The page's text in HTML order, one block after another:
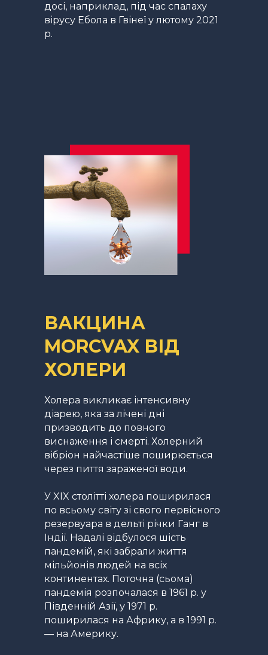
досі, наприклад, під час спалаху
вірусу Ебола в Гвінеї у лютому 2021
р.
Холера викликає інтенсивну
діарею, яка за лічені дні
призводить до повного
виснаження і смерті. Холерний
вібріон найчастіше поширюється
через пиття зараженої води.
У XIX столітті холера поширилася
по всьому світу зі свого первісного
резервуара в дельті річки Ганг в
Індії. Надалі відбулося шість
пандемій, які забрали життя
мільйонів людей на всіх
континентах. Поточна (сьома)
пандемія розпочалася в 1961 р. у
Південній Азії, у 1971 р.
поширилася на Африку, а в 1991 р.
— на Америку.
ВАКЦИНА
MORCVAX ВІД
ХОЛЕРИ